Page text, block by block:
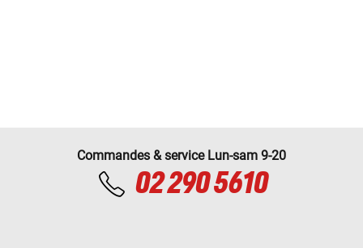
Commandes & service Lun-sam 9-20
02 290 5610